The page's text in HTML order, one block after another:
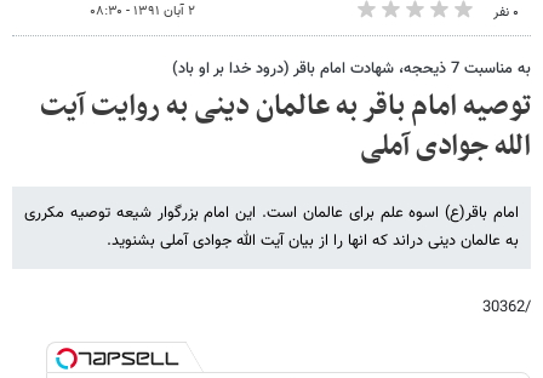
۰ نفر ۲ آبان ۱۳۹۱ - ۰۸:۳۰
به مناسبت 7 ذیحجه، شهادت امام باقر (درود خدا بر او باد)
توصیه امام باقر به عالمان دینی به روایت آیت
الله جوادی آملی
امام باقر(ع) اسوه علم برای عالمان است. این امام بزرگوار شیعه توصیه مکرری
به عالمان دینی دراند که انها را از بیان آیت الله جوادی آملی بشنوید.
/30362